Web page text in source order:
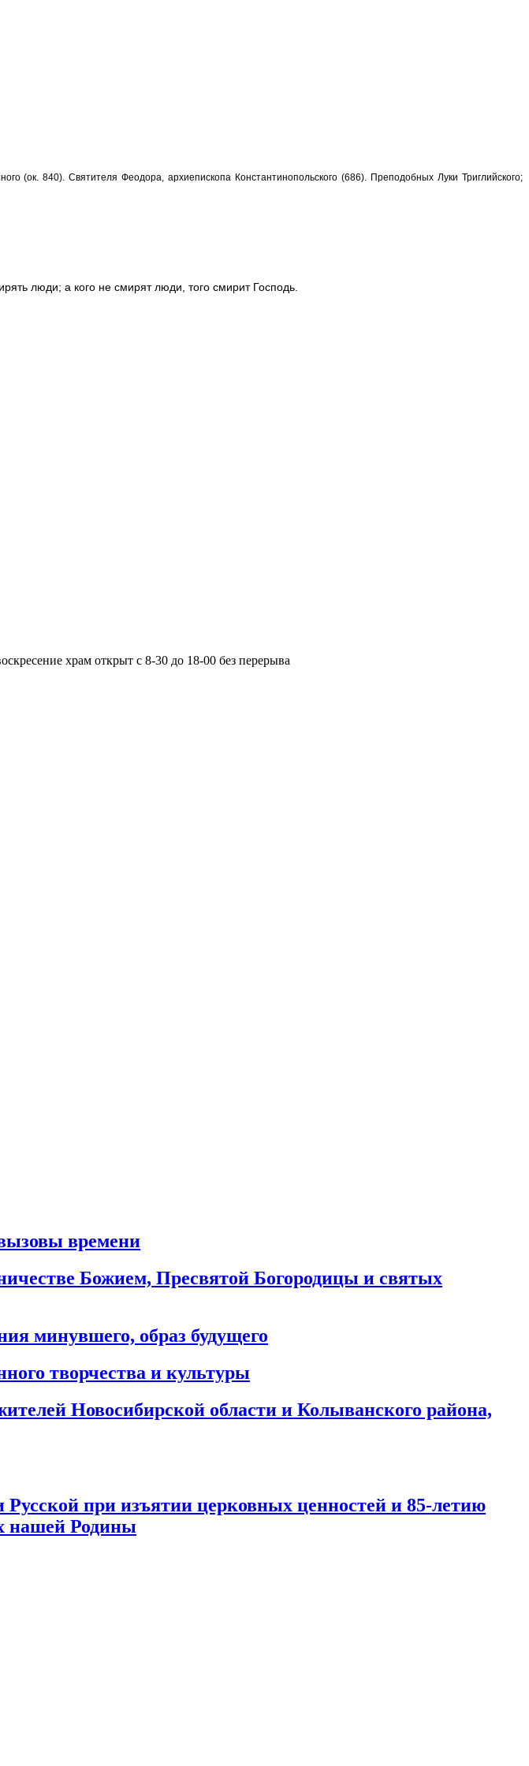
(ок. 840).Святителя Феодора, архиепископа Константинопольского (686). Преподобных Луки Триглийского;
люди; а кого не смирят люди, того смирит Господь.
храм открыт с 8-30 до 18-00 без перерыва
времени
Божием, Пресвятой Богородицы и святых
минувшего, образ будущего
творчества и культуры
Новосибирской области и Колыванского района,
при изъятии церковных ценностей и 85-летию
нашей Родины